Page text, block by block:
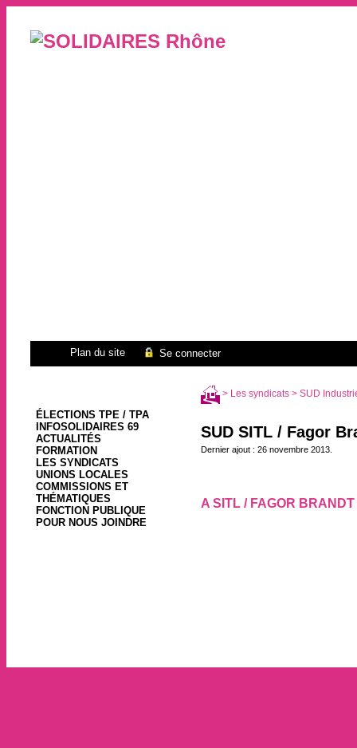
Plan du site Se connecter
ÉLECTIONS TPE / TPA
INFOSOLIDAIRES 69
ACTUALITÉS
FORMATION
LES SYNDICATS
UNIONS LOCALES
COMMISSIONS ET
THÉMATIQUES
FONCTION PUBLIQUE
POUR NOUS JOINDRE
> Les syndicats> SUD
SUD SITL / Fagor
Dernier ajout : 26 novembre 2013.
A SITL / FAGOR